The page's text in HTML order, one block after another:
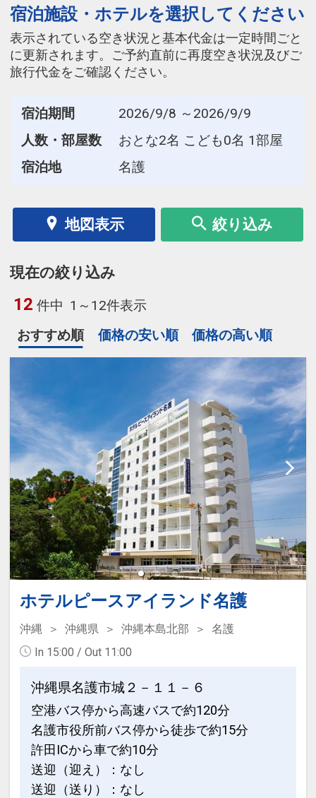
宿泊施設・ホテルを選択してください
表示されている空き状況と基本代金は一定時間ごと
に更新されます。ご予約直前に再度空き状況及びご
旅行代金をご確認ください。
宿泊期間
2026/9/8 ～2026/9/9
人数・部屋数
おとな2名 こども0名 1部屋
宿泊地
名護
地図表示 絞り込み
現在の絞り込み
12 件中 1～12件表示
おすすめ順
価格の安い順 価格の高い順
ホテルピースアイランド名護
沖縄 沖縄県 沖縄本島北部
名護
In 15:00 / Out 11:00
沖縄県名護市城２－１１－６
空港バス停から高速バスで約120分
名護市役所前バス停から徒歩で約15分
許田ICから車で約10分
送迎（迎え）：なし
送迎（送り）：なし